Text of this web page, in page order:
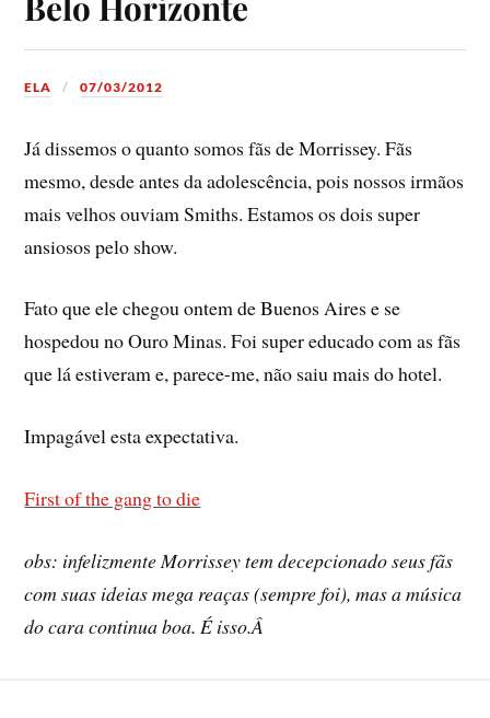
ELA 07/03/2012
Já dissemos o quanto somos fãs de Morrissey. Fãs
mesmo, desde antes da adolescência, pois nossos irmãos
mais velhos ouviam Smiths. Estamos os dois super
ansiosos pelo show.
Fato que ele chegou ontem de Buenos Aires e se
hospedou no Ouro Minas. Foi super educado com as fãs
que lá estiveram e, parece-me, não saiu mais do hotel.
Impagável esta expectativa.
First of the gang to die
obs: infelizmente Morrissey tem decepcionado seus fãs
com suas ideias mega reaças (sempre foi), mas a música
do cara continua boa. É isso.Â